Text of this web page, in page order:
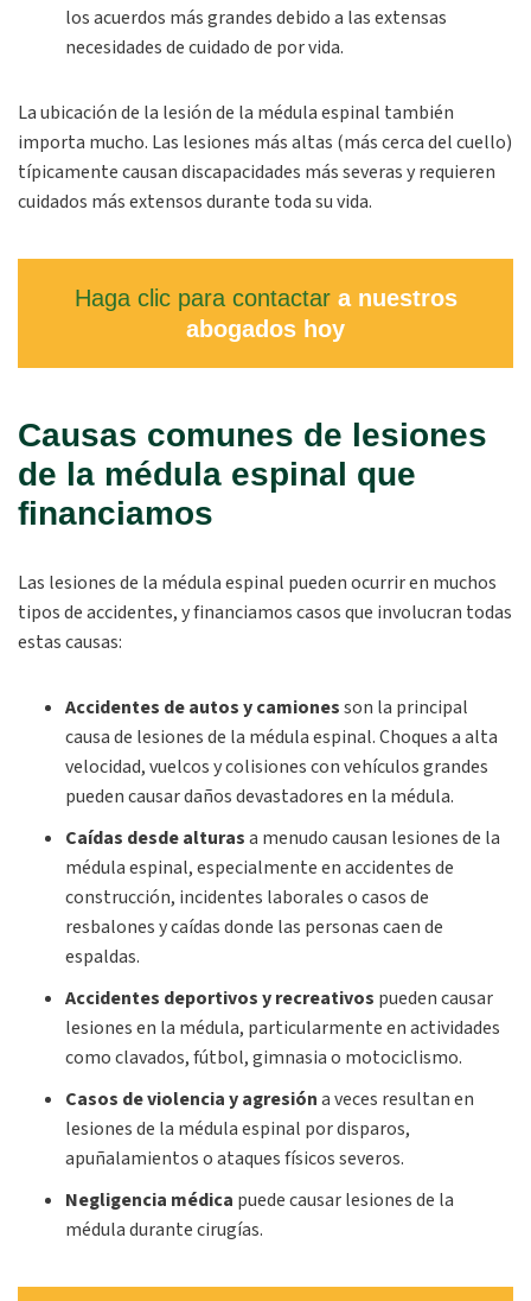
los acuerdos más grandes debido a las extensas
necesidades de cuidado de por vida.
La ubicación de la lesión de la médula espinal también
importa mucho. Las lesiones más altas (más cerca del cuello)
típicamente causan discapacidades más severas y requieren
cuidados más extensos durante toda su vida.
Haga clic para contactara nuestros
abogados hoy
Causas comunes de lesiones
de la médula espinal que
financiamos
Las lesiones de la médula espinal pueden ocurrir en muchos
tipos de accidentes, y financiamos casos que involucran todas
estas causas:
Accidentes de autos y camionesson la principal
causa de lesiones de la médula espinal. Choques a alta
velocidad, vuelcos y colisiones con vehículos grandes
pueden causar daños devastadores en la médula.
Caídas desde alturasa menudo causan lesiones de la
médula espinal, especialmente en accidentes de
construcción, incidentes laborales o casos de
resbalones y caídas donde las personas caen de
espaldas.
Accidentes deportivos y recreativos pueden causar
lesiones en la médula, particularmente en actividades
como clavados, fútbol, gimnasia o motociclismo.
Casos de violencia y agresióna veces resultan en
lesiones de la médula espinal por disparos,
apuñalamientos o ataques físicos severos.
Negligencia médica puede causar lesiones de la
médula durante cirugías.